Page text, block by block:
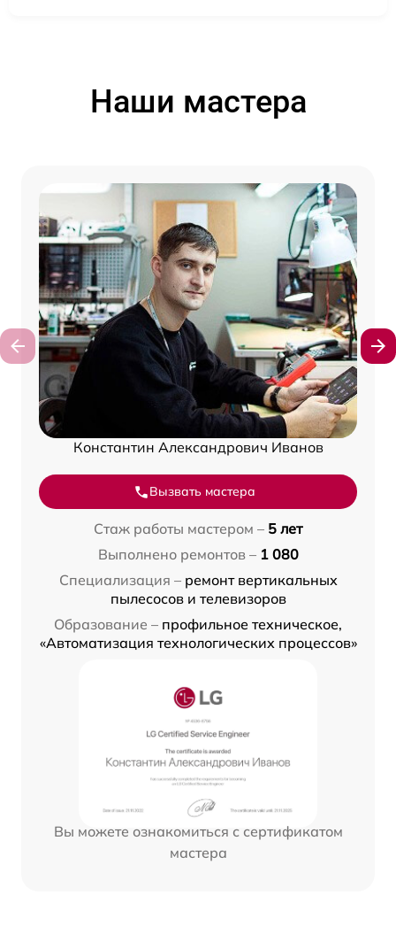
Наши мастера
Константин Александрович Иванов
Вызвать мастера
Стаж работы мастером – 5 лет
Выполнено ремонтов – 1 080
Специализация – ремонт вертикальных
пылесосов и телевизоров
Образование – профильное техническое,
«Автоматизация технологических процессов»
Вы можете ознакомиться с сертификатом
мастера